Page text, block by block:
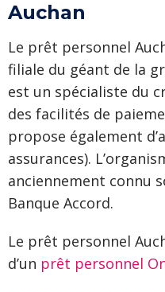
Auchan
Le prêt personnel
filiale du géant de la
est un spécialiste du
des facilités de
propose également
assurances).
anciennement connu
Banque Accord.
Le prêt personnel
d’un prêt personnel